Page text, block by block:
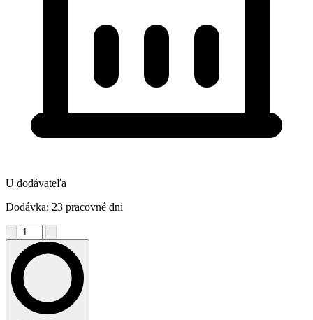
U dodávateľa
Dodávka: 23 pracovné dni